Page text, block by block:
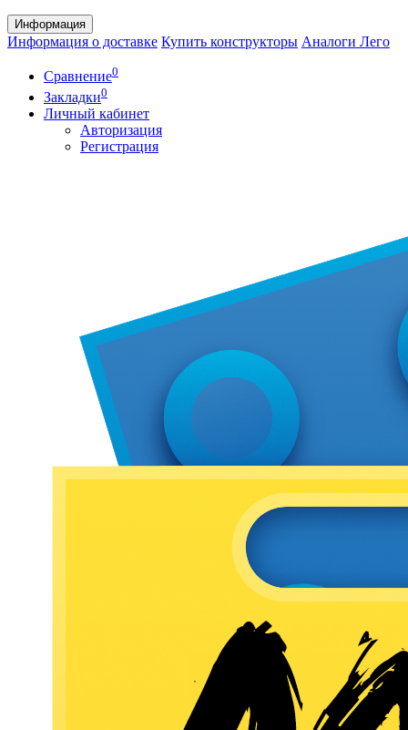
Информация
Информация о доставке Купить конструкторы Аналоги Лего
Сравнение0
Закладки0
Личный кабинет
Авторизация
Регистрация